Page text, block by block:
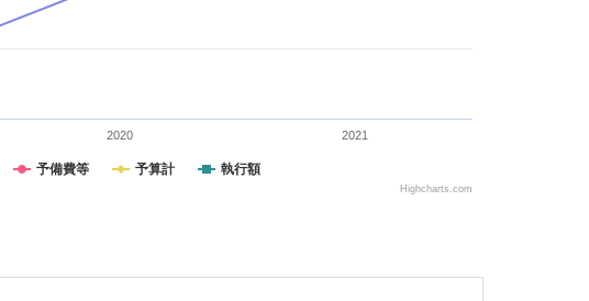
予備費等 予算計 執行額
2020 2021
Highcharts.com